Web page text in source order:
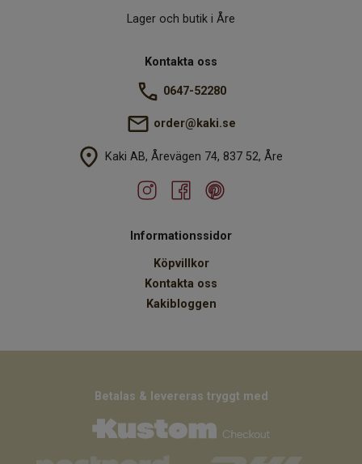
Lager och butik i Åre
Kontakta oss
0647-52280
order@kaki.se
Kaki AB, Årevägen 74, 837 52, Åre
Informationssidor
Köpvillkor
Kontakta oss
Kakibloggen
Betalas & levereras tryggt med